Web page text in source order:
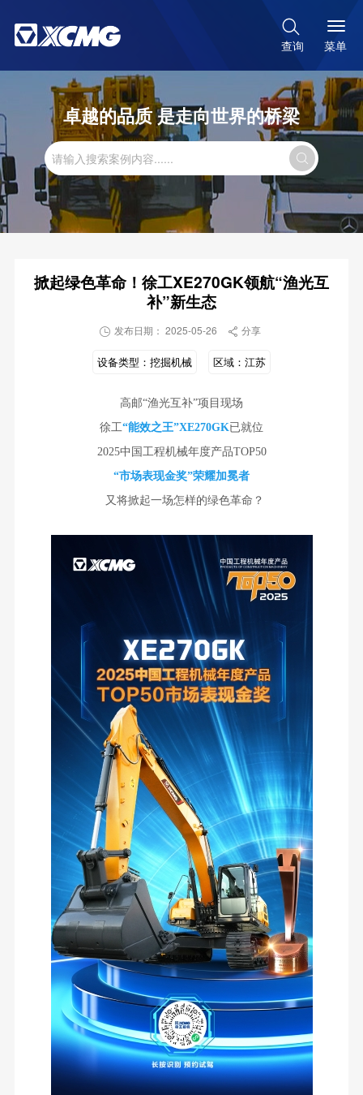

查询 菜单
卓越的品质 是走向世界的桥梁

掀起绿色革命！徐工XE270GK领航“渔光互
补”新生态
 发布日期： 2025-05-26  分享
设备类型： 挖掘机械 区域： 江苏
高邮“渔光互补”项目现场
徐工“能效之王”XE270GK已就位
2025中国工程机械年度产品TOP50
“市场表现金奖”荣耀加冕者
又将掀起一场怎样的绿色革命？